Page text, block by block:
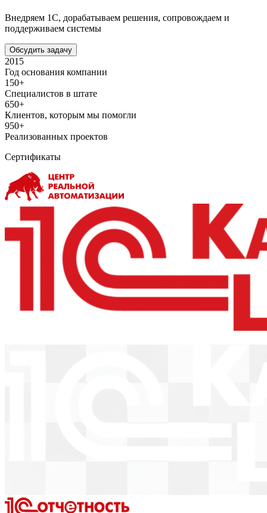
Внедряем 1С, дорабатываем решения, сопровождаем и
поддерживаем системы
Обсудить задачу
2015
Год основания компании
150+
Специалистов в штате
650+
Клиентов, которым мы помогли
950+
Реализованных проектов
Сертификаты